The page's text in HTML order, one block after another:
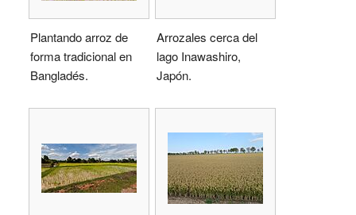
Plantando arroz de
forma tradicional en
Bangladés.
Arrozales cerca del
lago Inawashiro,
Japón.